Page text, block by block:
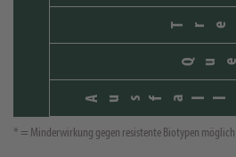
* = Minderwirkung gegen resistente Biotypen möglich